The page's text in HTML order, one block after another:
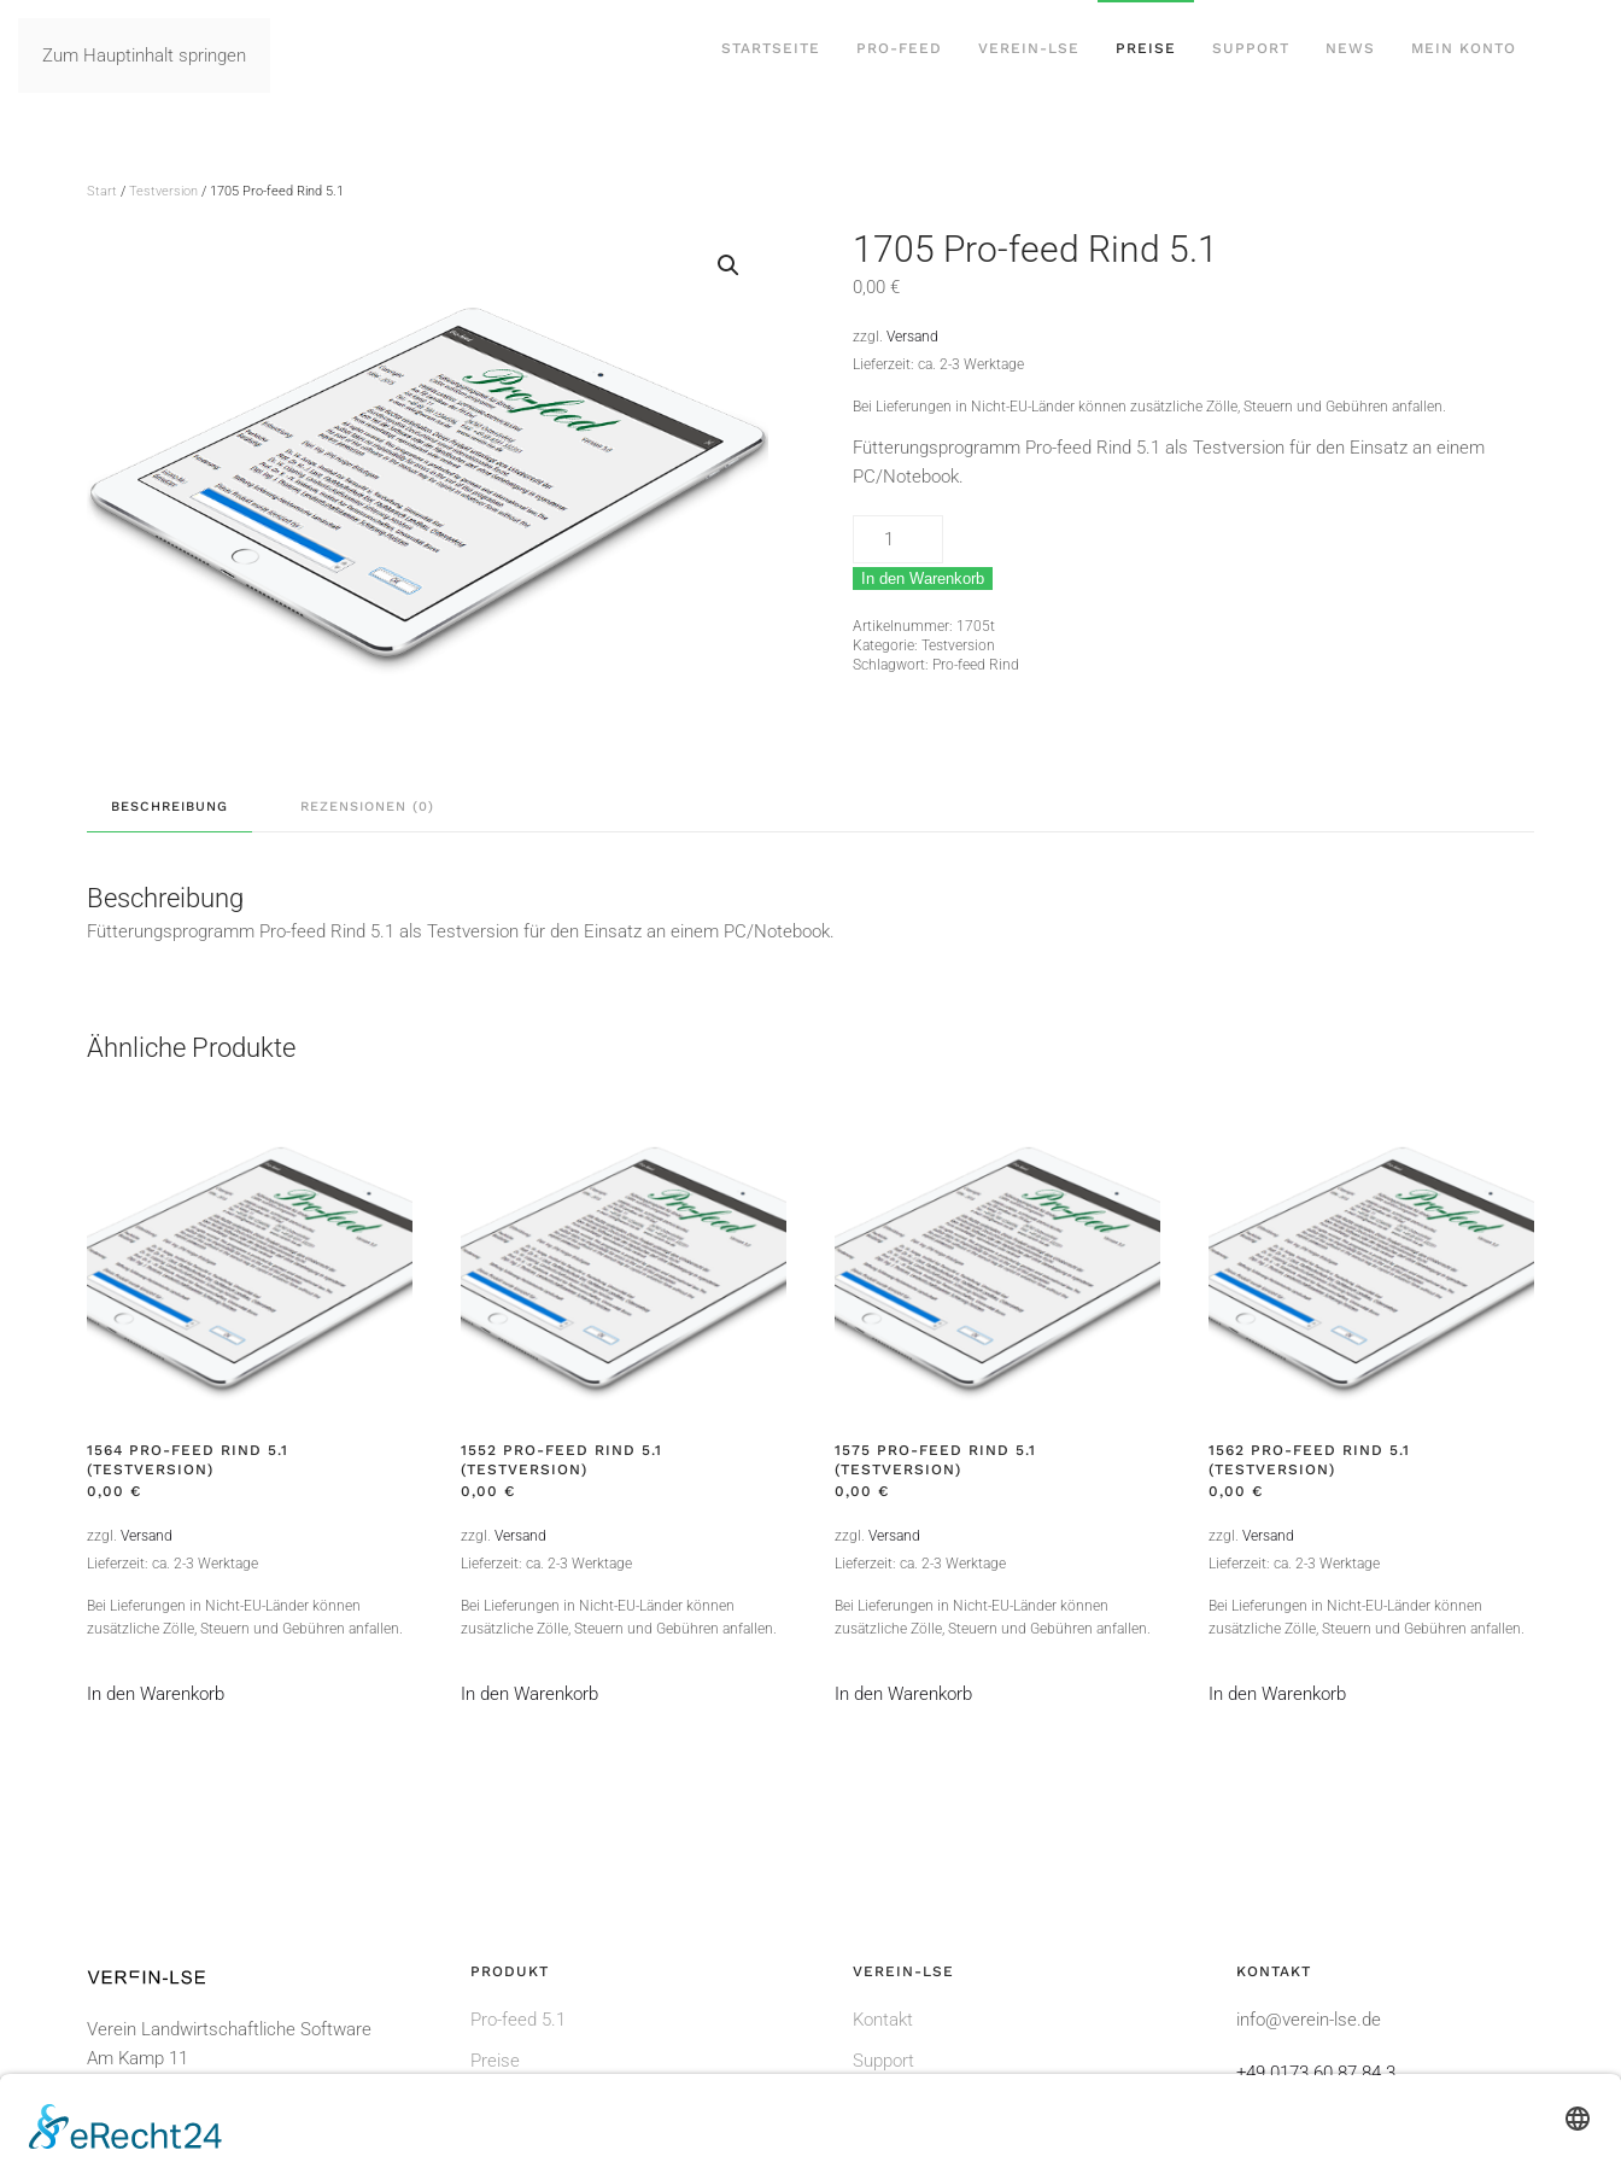
Zum Hauptinhalt springen STARTSEITE PRO-FEED VEREIN-LSE PREISE SUPPORT NEWS MEIN KONTO
Start / Testversion / 1705 Pro-feed Rind 5.1
1705 Pro-feed Rind 5.1
0,00 €
zzgl. Versand
Lieferzeit: ca. 2-3 Werktage
Bei Lieferungen in Nicht-EU-Länder können zusätzliche Zölle, Steuern und Gebühren anfallen.
Fütterungsprogramm Pro-feed Rind 5.1 als Testversion für den Einsatz an einem
PC/Notebook.
1705
feed
Rind
5.1
Menge
In den Warenkorb
Artikelnummer: 1705t
Kategorie: Testversion
Schlagwort: Pro-feed Rind
BESCHREIBUNG REZENSIONEN (0)
Beschreibung
Fütterungsprogramm Pro-feed Rind 5.1 als Testversion für den Einsatz an einem PC/Notebook.
Ähnliche Produkte
1564 PRO-FEED RIND 5.1
(TESTVERSION)
0,00 €
zzgl. Versand
Lieferzeit: ca. 2-3 Werktage
Bei Lieferungen in Nicht-EU-Länder können
zusätzliche Zölle, Steuern und Gebühren anfallen.
In den Warenkorb
1552 PRO-FEED RIND 5.1
(TESTVERSION)
0,00 €
zzgl. Versand
Lieferzeit: ca. 2-3 Werktage
Bei Lieferungen in Nicht-EU-Länder können
zusätzliche Zölle, Steuern und Gebühren anfallen.
In den Warenkorb
1575 PRO-FEED RIND 5.1
(TESTVERSION)
0,00 €
zzgl. Versand
Lieferzeit: ca. 2-3 Werktage
Bei Lieferungen in Nicht-EU-Länder können
zusätzliche Zölle, Steuern und Gebühren anfallen.
In den Warenkorb
1562 PRO-FEED RIND 5.1
(TESTVERSION)
0,00 €
zzgl. Versand
Lieferzeit: ca. 2-3 Werktage
Bei Lieferungen in Nicht-EU-Länder können
zusätzliche Zölle, Steuern und Gebühren anfallen.
In den Warenkorb
Verein Landwirtschaftliche Software
Am Kamp 11
PRODUKT
Pro-feed 5.1
Preise
VEREIN-LSE
Kontakt
Support
KONTAKT
info@verein-lse.de
+49 0173 60 87 84 3